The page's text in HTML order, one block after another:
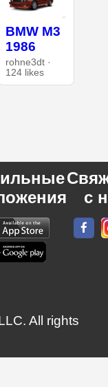
BMW M3
1986
rohne3dt ·
124 likes
с
All rights